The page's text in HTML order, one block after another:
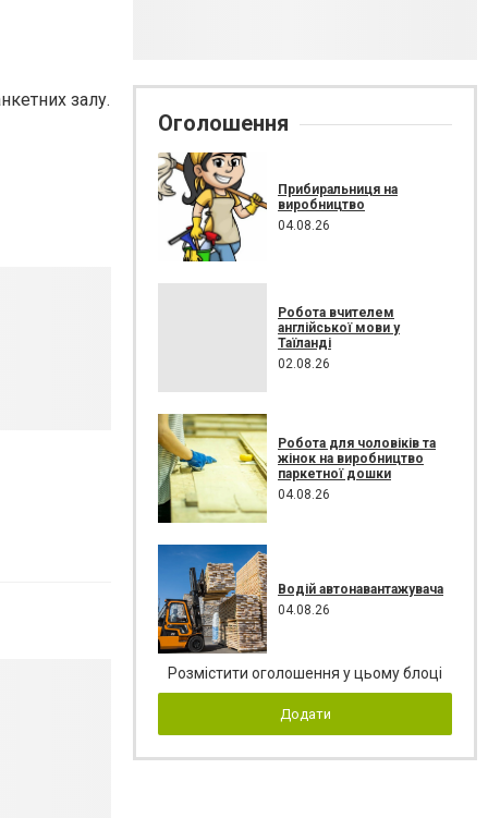
залу.
Оголошення
Прибиральниця на
виробництво
04.08.26
Робота вчителем
англійської мови у
Таїланді
02.08.26
Робота для чоловіків та
жінок на виробництво
паркетної дошки
04.08.26
Водій автонавантажувача
04.08.26
Розмістити оголошення у цьому блоці
Додати